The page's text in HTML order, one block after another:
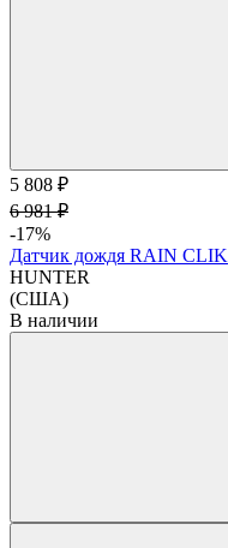
5 808 ₽
6 981 ₽
-17%
Датчик дождя RAIN CLIK
HUNTER
(США)
В наличии